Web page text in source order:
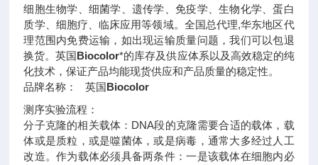
细胞生物学、细菌学、遗传学、免疫学、生物化学、蛋白
质学、细胞疗、临床应用等领域。全国总代理,华东地区代
理范围内免费运输，如出现运输质量问题，我们可以包退
换货。英国Biocolor*的库存及供应体系以及高效稳定的纯
化技术，保证产品均能现货供应和产品质量的稳定性。
品牌名称： 英国Biocolor
测序实验流程：
分子克隆的相关载体：DNA段的克隆需要合适的载体，载
体或是质粒，或是噬菌体，或是病毒，通常大多经过人工
改造。作为载体必须具备两条件：一是该载体在细胞内必